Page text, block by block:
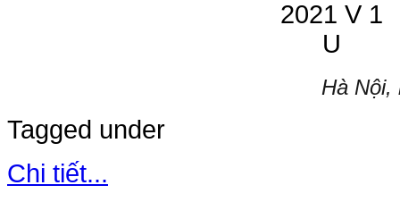
Hà Nội,
Tagged under
Chi tiết...